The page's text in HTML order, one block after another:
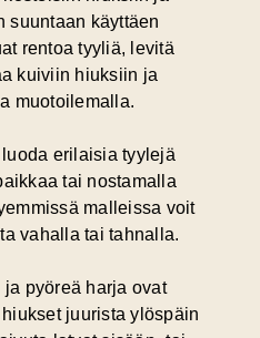
suuntaan käyttäen
rentoa tyyliä, levitä
kuiviin hiuksiin ja
muotoilemalla.
erilaisia tyylejä
tai nostamalla
malleissa voit
vahalla tai tahnalla.
pyöreä harja ovat
juurista ylöspäin